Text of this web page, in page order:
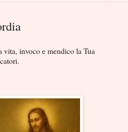
vita, invoco e mendico la Tua